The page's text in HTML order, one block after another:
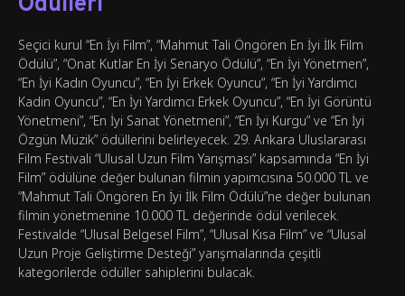
Seçici kurul “En İyi Film”, “Mahmut Tali Öngören En İyi İlk Film
Ödülü”, “Onat Kutlar En İyi Senaryo Ödülü”, “En İyi Yönetmen”,
“En İyi Kadın Oyuncu”, “En İyi Erkek Oyuncu”, “En İyi Yardımcı
Kadın Oyuncu”, “En İyi Yardımcı Erkek Oyuncu”, “En İyi Görüntü
Yönetmeni”, “En İyi Sanat Yönetmeni”, “En İyi Kurgu” ve “En İyi
Özgün Müzik” ödüllerini belirleyecek. 29. Ankara Uluslararası
Film Festivali “Ulusal Uzun Film Yarışması” kapsamında “En İyi
Film” ödülüne değer bulunan filmin yapımcısına 50.000 TL ve
“Mahmut Tali Öngören En İyi İlk Film Ödülü”ne değer bulunan
filmin yönetmenine 10.000 TL değerinde ödül verilecek.
Festivalde “Ulusal Belgesel Film”, “Ulusal Kısa Film” ve “Ulusal
Uzun Proje Geliştirme Desteği” yarışmalarında çeşitli
kategorilerde ödüller sahiplerini bulacak.